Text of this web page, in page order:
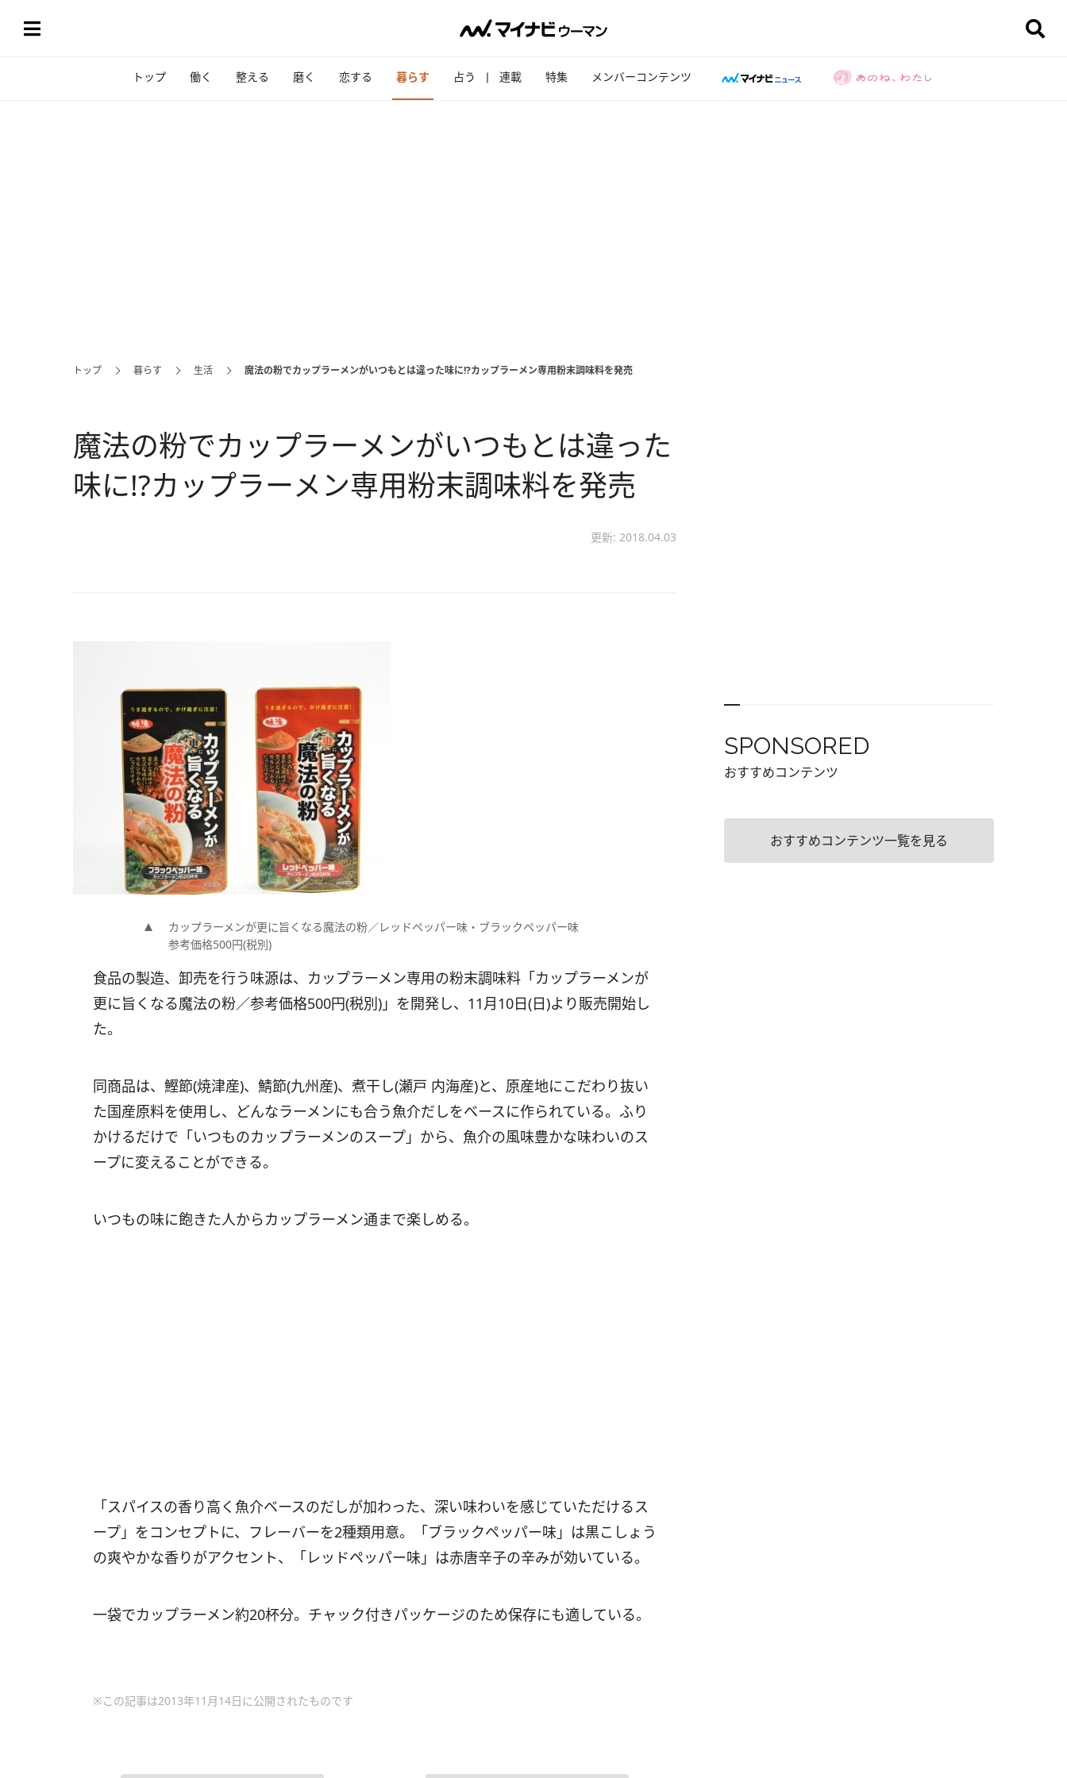
トップ 働く 整える 磨く 恋する 暮らす 占う 連載 特集 メンバーコンテンツ
トップ 暮らす 生活 魔法の粉でカップラーメンがいつもとは違った味に!?カップラーメン専用粉末調味料を発売
魔法の粉でカップラーメンがいつもとは違った
味に!?カップラーメン専用粉末調味料を発売
更新: 2018.04.03
カップラーメンが更に旨くなる魔法の粉／レッドペッパー味・ブラックペッパー味
参考価格500円(税別)
食品の製造、卸売を行う味源は、カップラーメン専用の粉末調味料「カップラーメンが
更に旨くなる魔法の粉／参考価格500円(税別)」を開発し、11月10日(日)より販売開始し
た。
同商品は、鰹節(焼津産)、鯖節(九州産)、煮干し(瀬戸 内海産)と、原産地にこだわり抜い
た国産原料を使用し、どんなラーメンにも合う魚介だしをベースに作られている。ふり
かけるだけで「いつものカップラーメンのスープ」から、魚介の風味豊かな味わいのス
ープに変えることができる。
いつもの味に飽きた人からカップラーメン通まで楽しめる。
「スパイスの香り高く魚介ベースのだしが加わった、深い味わいを感じていただけるス
ープ」をコンセプトに、フレーバーを2種類用意。「ブラックペッパー味」は黒こしょう
の爽やかな香りがアクセント、「レッドペッパー味」は赤唐辛子の辛みが効いている。
一袋でカップラーメン約20杯分。チャック付きパッケージのため保存にも適している。
※この記事は2013年11月14日に公開されたものです
SPONSORED
おすすめコンテンツ
おすすめコンテンツ一覧を見る